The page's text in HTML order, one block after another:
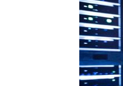
미 워싱턴주
[속보] 호르무즈
[속보] 이란 대
[속보] "이란-오만,